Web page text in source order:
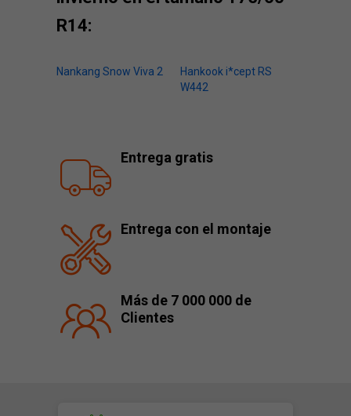
R14:
Nankang Snow Viva 2
Hankook i*cept RS
W442
Entrega gratis
Entrega con el montaje
Más de 7 000 000 de
Clientes